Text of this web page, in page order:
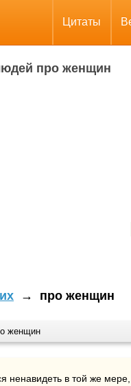
Цитаты
про женщин
→ про женщин
женщин
ненавидеть в той же мере,